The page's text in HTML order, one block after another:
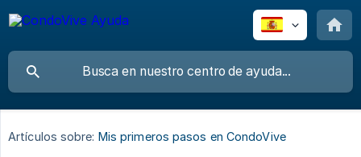
Artículos sobre: Mis primeros pasos en CondoVive